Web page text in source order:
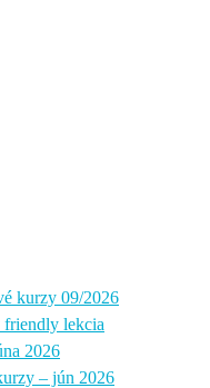
kurzy 09/2026
lekcia
2026
– jún 2026